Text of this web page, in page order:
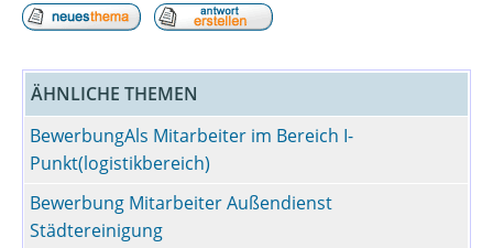
ÄHNLICHE THEMEN
BewerbungAls Mitarbeiter im Bereich I-
Punkt(logistikbereich)
Bewerbung Mitarbeiter Außendienst
Städtereinigung